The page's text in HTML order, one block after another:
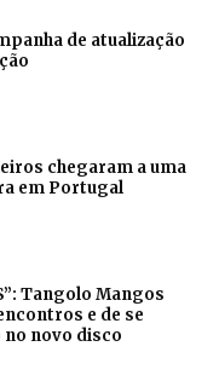
de atualização
chegaram a uma
em Portugal
Tangolo Mangos
e de se
novo disco